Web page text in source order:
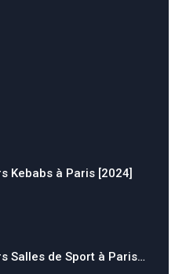
Kebabs à Paris [2024]
Salles de Sport à Paris…